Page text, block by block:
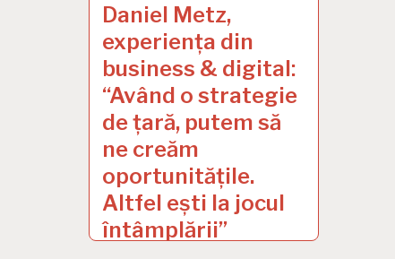
Daniel Metz,
experiența din
business & digital:
“Având o strategie
de țară, putem să
ne creăm
oportunitățile.
Altfel ești la jocul
întâmplării”